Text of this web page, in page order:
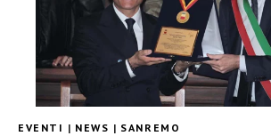
EVENTI | NEWS | SANREMO